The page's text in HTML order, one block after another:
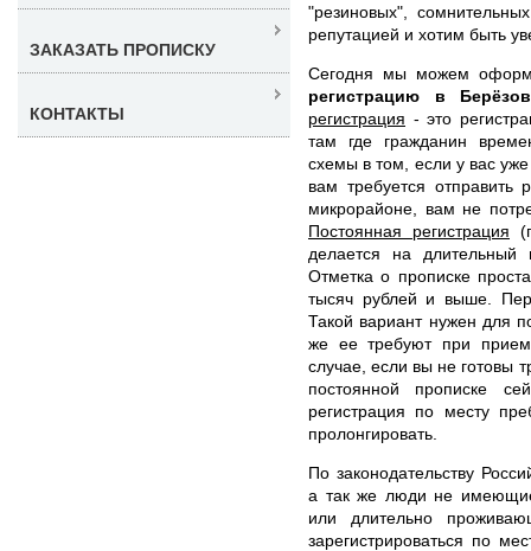
"резиновых",
репутацией и хотим быть
Сегодня мы можем
регистрацию в
регистрация - это
там где гражданин
схемы в том, если у вас
вам требуется
микрорайоне, вам не
Постоянная регистрация
делается на
Отметка о прописке
тысяч рублей и выше.
Такой вариант нужен для
же ее требуют при
случае, если вы не готовы
постоянной прописке
регистрация по месту
пролонгировать.
По законодательству
а так же люди не
или длительно
зарегистрироваться по
ЗАКАЗАТЬ ПРОПИСКУ
КОНТАКТЫ